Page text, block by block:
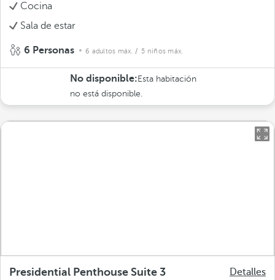
Cocina
Sala de estar
6 Personas 6 adultos máx. / 5 niños máx.
No disponible: Esta habitación
no está disponible.
Presidential Penthouse Suite 3
Detalles